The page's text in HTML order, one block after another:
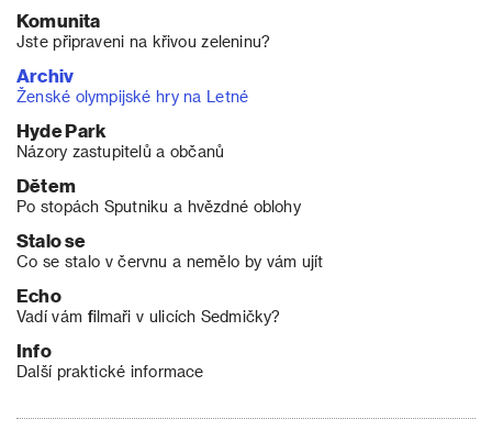
Komunita
Jste připraveni na křivou zeleninu?
Archiv
Ženské olympijské hry na Letné
Hyde Park
Názory zastupitelů a občanů
Dětem
Po stopách Sputniku a hvězdné oblohy
Stalo se
Co se stalo v červnu a nemělo by vám ujít
Echo
Vadí vám filmaři v ulicích Sedmičky?
Info
Další praktické informace